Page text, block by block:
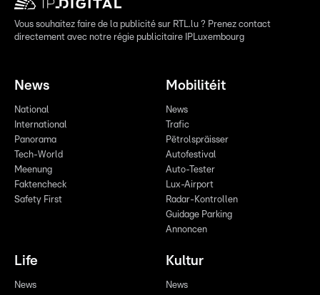
Vous souhaitez faire de la publicité sur RTL.lu ? Prenez contact
directement avec notre régie publicitaire IPLuxembourg
News
National
International
Panorama
Tech-World
Meenung
Faktencheck
Safety First
Mobilitéit
News
Trafic
Pëtrolspräisser
Autofestival
Auto-Tester
Lux-Airport
Radar-Kontrollen
Guidage Parking
Annoncen
Life
News
Kultur
News